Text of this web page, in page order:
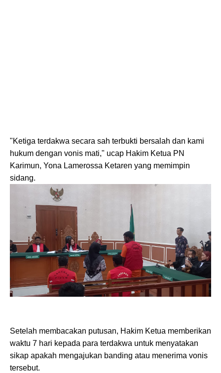
"Ketiga terdakwa secara sah terbukti bersalah dan kami
hukum dengan vonis mati," ucap Hakim Ketua PN
Karimun, Yona Lamerossa Ketaren yang memimpin
sidang.
Setelah membacakan putusan, Hakim Ketua memberikan
waktu 7 hari kepada para terdakwa untuk menyatakan
sikap apakah mengajukan banding atau menerima vonis
tersebut.